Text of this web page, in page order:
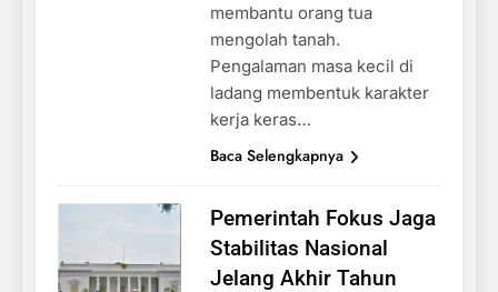
membantu orang tua
mengolah tanah.
Pengalaman masa kecil di
ladang membentuk karakter
kerja keras…
Baca Selengkapnya
Pemerintah Fokus Jaga
Stabilitas Nasional
Jelang Akhir Tahun